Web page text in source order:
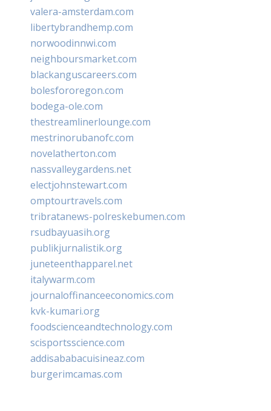
valera-amsterdam.com
libertybrandhemp.com
norwoodinnwi.com
neighboursmarket.com
blackanguscareers.com
bolesfororegon.com
bodega-ole.com
thestreamlinerlounge.com
mestrinorubanofc.com
novelatherton.com
nassvalleygardens.net
electjohnstewart.com
omptourtravels.com
tribratanews-polreskebumen.com
rsudbayuasih.org
publikjurnalistik.org
juneteenthapparel.net
italywarm.com
journaloffinanceeconomics.com
kvk-kumari.org
foodscienceandtechnology.com
scisportsscience.com
addisababacuisineaz.com
burgerimcamas.com